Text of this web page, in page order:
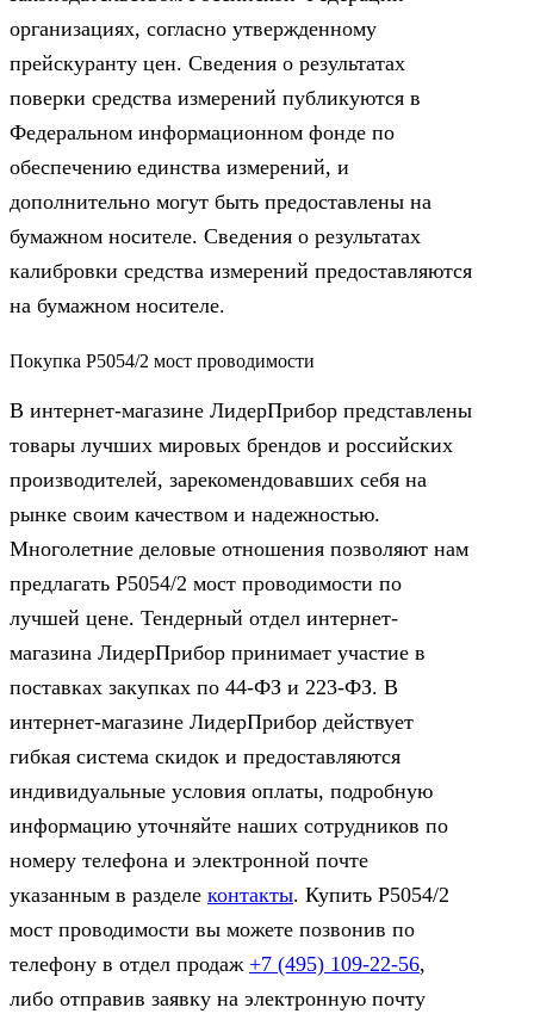
организациях, согласно утвержденному
прейскуранту цен. Сведения о результатах
поверки средства измерений публикуются в
Федеральном информационном фонде по
обеспечению единства измерений, и
дополнительно могут быть предоставлены на
бумажном носителе. Сведения о результатах
калибровки средства измерений предоставляются
на бумажном носителе.
Покупка Р5054/2 мост проводимости
В интернет-магазине ЛидерПрибор представлены
товары лучших мировых брендов и российских
производителей, зарекомендовавших себя на
рынке своим качеством и надежностью.
Многолетние деловые отношения позволяют нам
предлагать Р5054/2 мост проводимости по
лучшей цене. Тендерный отдел интернет-
магазина ЛидерПрибор принимает участие в
поставках закупках по 44‑ФЗ и 223‑ФЗ. В
интернет-магазине ЛидерПрибор действует
гибкая система скидок и предоставляются
индивидуальные условия оплаты, подробную
информацию уточняйте наших сотрудников по
номеру телефона и электронной почте
указанным в разделе контакты. Купить Р5054/2
мост проводимости вы можете позвонив по
телефону в отдел продаж +7 (495) 109-22-56,
либо отправив заявку на электронную почту